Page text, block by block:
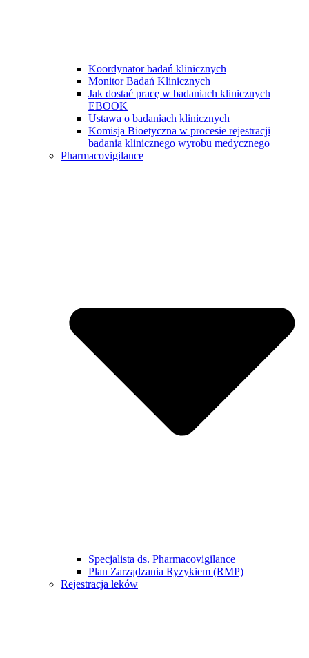
Koordynator badań klinicznych
Monitor Badań Klinicznych
Jak dostać pracę w badaniach klinicznych
EBOOK
Ustawa o badaniach klinicznych
Komisja Bioetyczna w procesie rejestracji
badania klinicznego wyrobu medycznego
Pharmacovigilance
Specjalista ds. Pharmacovigilance
Plan Zarządzania Ryzykiem (RMP)
Rejestracja leków